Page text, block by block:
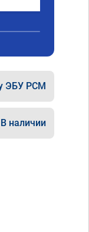
ЭБУ PCM
В наличии